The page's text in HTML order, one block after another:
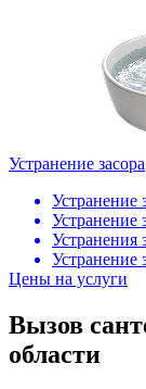
Устранение засора
Устранение
Устранение
Устранения
Устранение
Цены на услуги
Вызов
области